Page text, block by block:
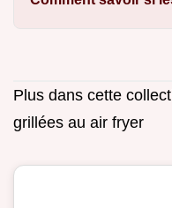
Plus dans cette
grillées au air fryer